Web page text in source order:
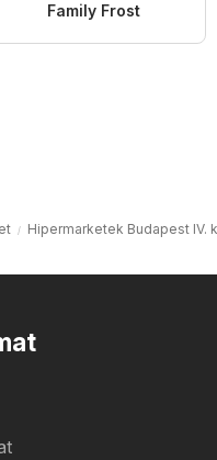
Family Frost
Hipermarketek Budapest IV.